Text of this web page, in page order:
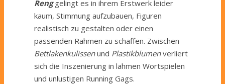
Renggelingt es in ihrem Erstwerk leider
kaum, Stimmung aufzubauen, Figuren
realistisch zu gestalten oder einen
passenden Rahmen zu schaffen. Zwischen
Bettlakenkulissenund Plastikblumenverliert
sich die Inszenierung in lahmen Wortspielen
und unlustigen Running Gags.